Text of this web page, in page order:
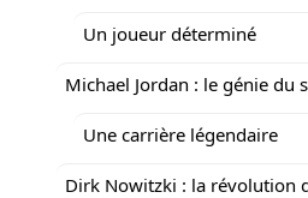
Un joueur déterminé
Michael Jordan : le génie du
Une carrière légendaire
Dirk Nowitzki : la révolution